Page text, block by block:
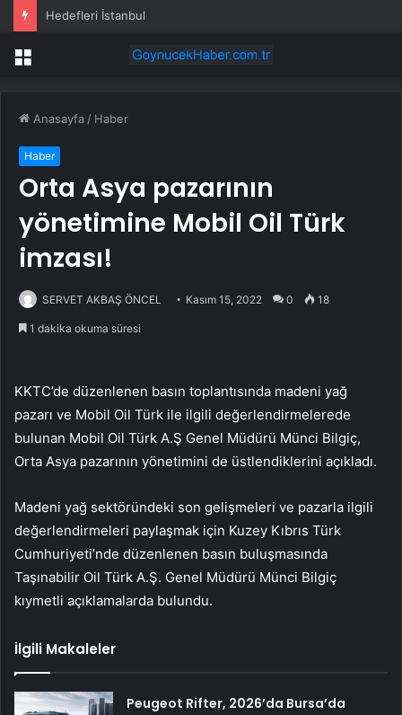
Hedefleri İstanbul
Menü
Anasayfa / Haber
Haber
Orta Asya pazarının
yönetimine Mobil Oil Türk
imzası!
SERVET AKBAŞ ÖNCEL Kasım 15, 2022 0 18
1 dakika okuma süresi
KKTC’de düzenlenen basın toplantısında madeni yağ
pazarı ve Mobil Oil Türk ile ilgili değerlendirmelerede
bulunan Mobil Oil Türk A.Ş Genel Müdürü Münci Bilgiç,
Orta Asya pazarının yönetimini de üstlendiklerini açıkladı.
Madeni yağ sektöründeki son gelişmeleri ve pazarla ilgili
değerlendirmeleri paylaşmak için Kuzey Kıbrıs Türk
Cumhuriyeti’nde düzenlenen basın buluşmasında
Taşınabilir Oil Türk A.Ş. Genel Müdürü Münci Bilgiç
kıymetli açıklamalarda bulundu.
İlgili Makaleler
Peugeot Rifter, 2026’da Bursa’da